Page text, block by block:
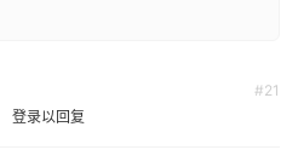
#21
登录以回复